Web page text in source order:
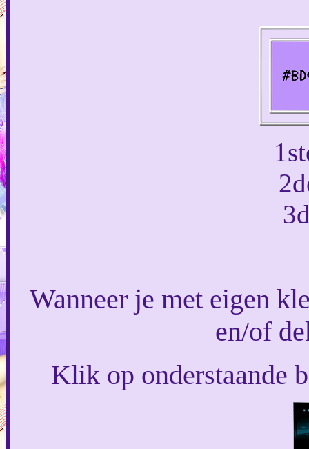
Wanneer je met eigen
en/of
Klik op onderstaande